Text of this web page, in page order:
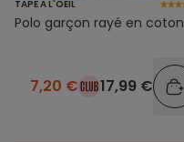
TAPE A L'OEIL
Polo garçon rayé en coton
7,20 € 17,99 €